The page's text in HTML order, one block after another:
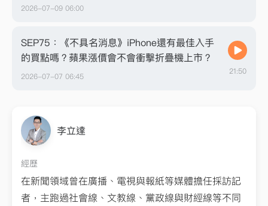
李立達
經歷
在新聞領域曾在廣播、電視與報紙等媒體擔任採訪記
者，主跑過社會線、文教線、黨政線與財經線等不同
2026-07-09 06:00
SEP75：《不具名消息》iPhone還有最佳入手
的買點嗎？蘋果漲價會不會衝擊折疊機上市？
2026-07-07 06:45
21:50